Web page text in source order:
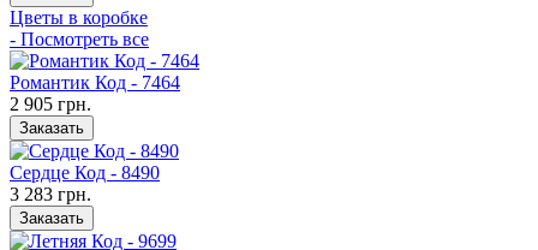
Цветы в коробке
- Посмотреть все
Романтик Код - 7464
2 905 грн.
Заказать
Сердце Код - 8490
3 283 грн.
Заказать